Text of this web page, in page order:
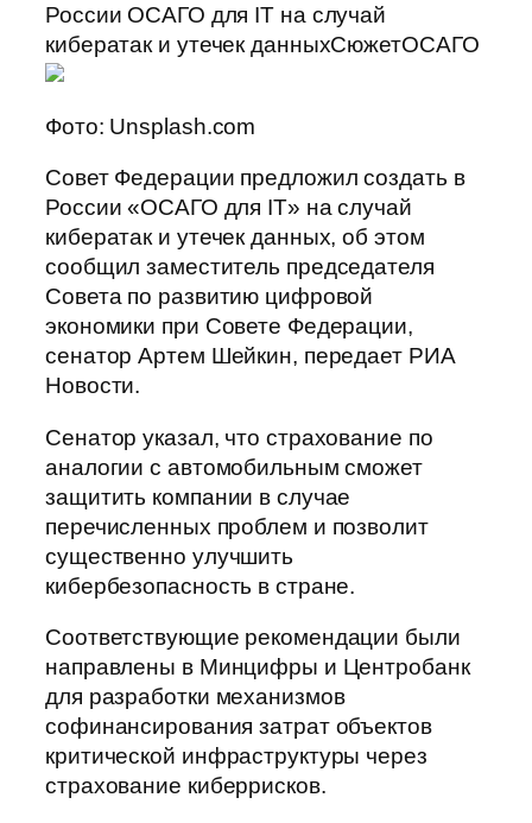
России ОСАГО для IT на случай
кибератак и утечек данныхСюжетОСАГО
Фото: Unsplash.com
Совет Федерации предложил создать в
России «ОСАГО для IT» на случай
кибератак и утечек данных, об этом
сообщил заместитель председателя
Совета по развитию цифровой
экономики при Совете Федерации,
сенатор Артем Шейкин, передает РИА
Новости.
Сенатор указал, что страхование по
аналогии с автомобильным сможет
защитить компании в случае
перечисленных проблем и позволит
существенно улучшить
кибербезопасность в стране.
Соответствующие рекомендации были
направлены в Минцифры и Центробанк
для разработки механизмов
софинансирования затрат объектов
критической инфраструктуры через
страхование киберрисков.